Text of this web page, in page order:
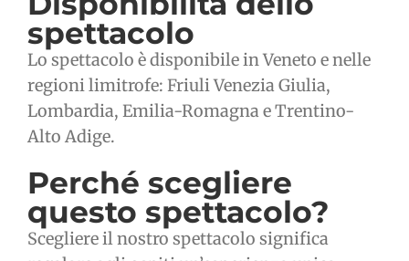
spettacolo
Lo spettacolo è disponibile in Veneto e nelle
regioni limitrofe: Friuli Venezia Giulia,
Lombardia, Emilia-Romagna e Trentino-
Alto Adige.
Perché scegliere
questo spettacolo?
Scegliere il nostro spettacolo significa